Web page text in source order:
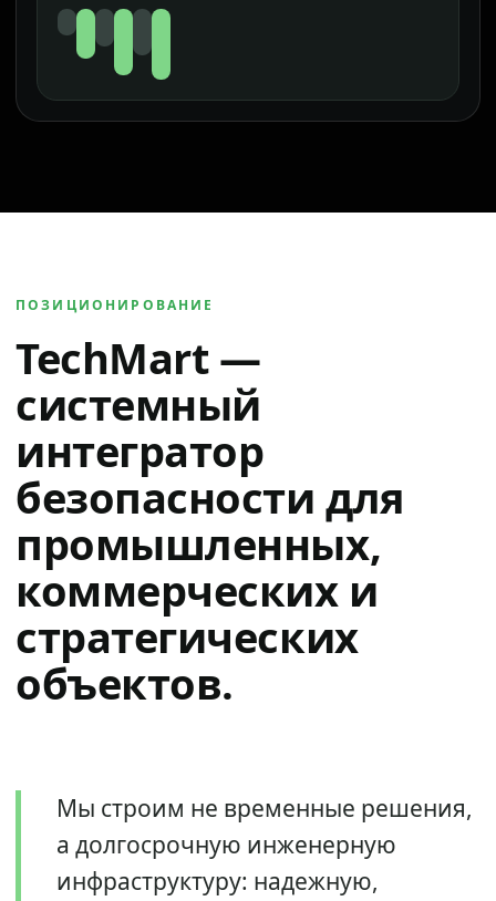
ПОЗИЦИОНИРОВАНИЕ
TechMart —
системный
интегратор
безопасности для
промышленных,
коммерческих и
стратегических
объектов.
Мы строим не временные решения,
а долгосрочную инженерную
инфраструктуру: надежную,